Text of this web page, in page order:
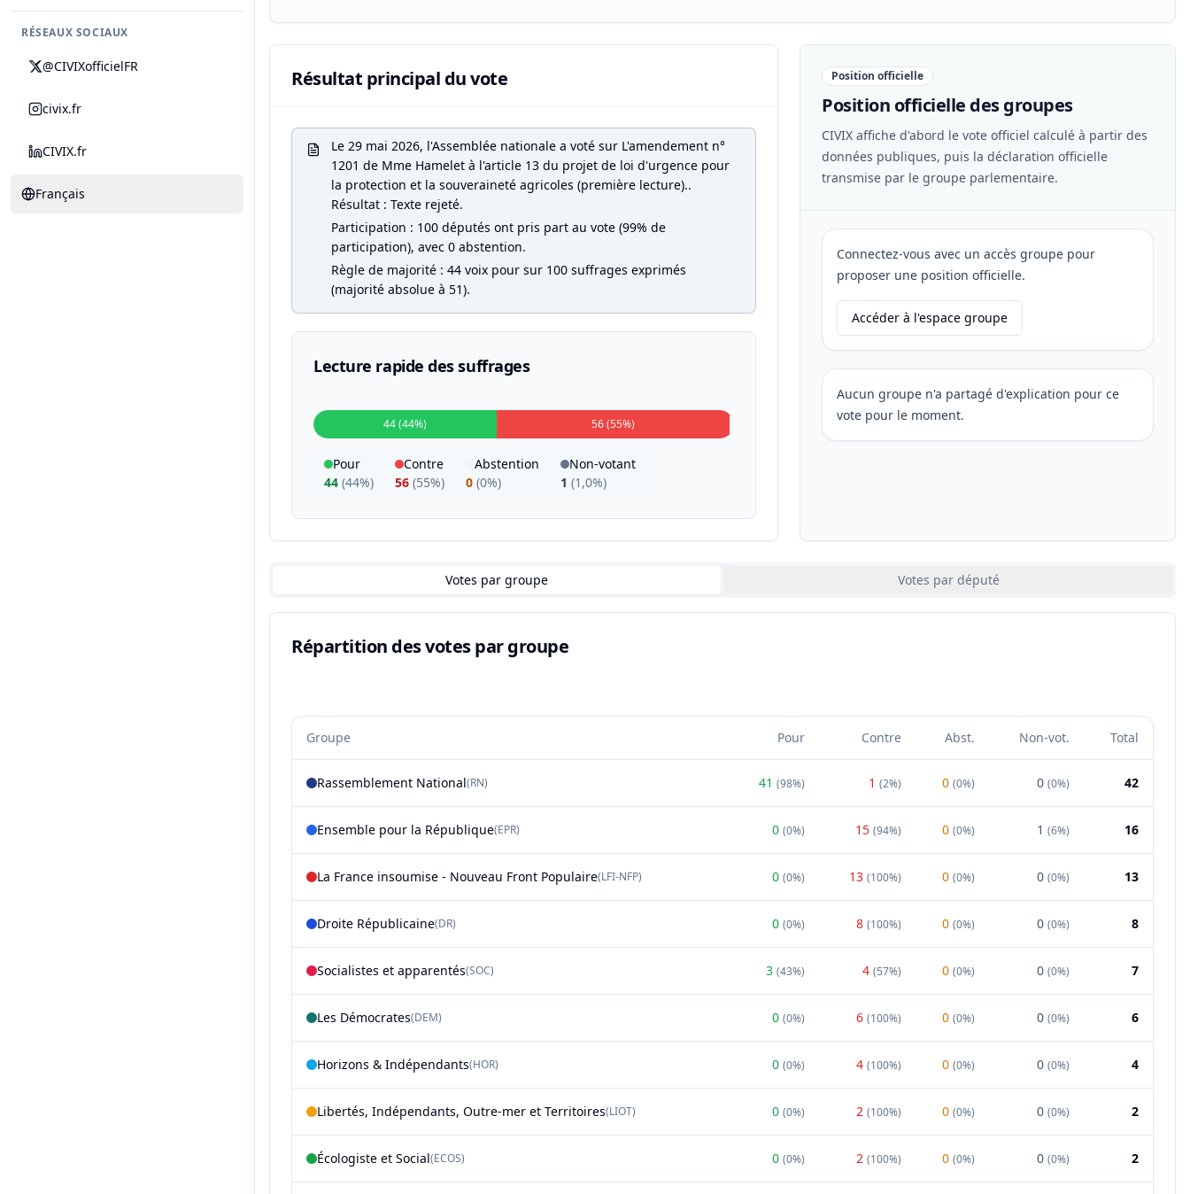
RÉSEAUX SOCIAUX
@CIVIXofficielFR
civix.fr
CIVIX.fr
Français
Résultat principal du vote
Le 29 mai 2026, l'Assemblée nationale a voté sur L'amendement n°
1201 de Mme Hamelet à l'article 13 du projet de loi d'urgence pour
la protection et la souveraineté agricoles (première lecture)..
Résultat : Texte rejeté.
Participation : 100 députés ont pris part au vote (99% de
participation), avec 0 abstention.
Règle de majorité : 44 voix pour sur 100 suffrages exprimés
(majorité absolue à 51).
Lecture rapide des suffrages
44 (44%) 56 (55%)
Pour
44 (44%)
Contre
56 (55%)
Abstention
0 (0%)
Non-votant
1 (1,0%)
Position officielle
Position officielle des groupes
CIVIX affiche d'abord le vote officiel calculé à partir des
données publiques, puis la déclaration officielle
transmise par le groupe parlementaire.
Connectez-vous avec un accès groupe pour
proposer une position officielle.
Accéder à l'espace groupe
Aucun groupe n'a partagé d'explication pour ce
vote pour le moment.
Votes par groupe Votes par député
Répartition des votes par groupe
Groupe Pour Contre Abst. Non-vot. Total
Rassemblement National(RN) 41 (98%) 1 (2%) 0 (0%) 0 (0%) 42
Ensemble pour la République(EPR) 0 (0%) 15 (94%) 0 (0%) 1 (6%) 16
La France insoumise - Nouveau Front Populaire(LFI-NFP) 0 (0%) 13 (100%) 0 (0%) 0 (0%) 13
Droite Républicaine(DR) 0 (0%) 8 (100%) 0 (0%) 0 (0%) 8
Socialistes et apparentés(SOC) 3 (43%) 4 (57%) 0 (0%) 0 (0%) 7
Les Démocrates(DEM) 0 (0%) 6 (100%) 0 (0%) 0 (0%) 6
Horizons & Indépendants(HOR) 0 (0%) 4 (100%) 0 (0%) 0 (0%) 4
Libertés, Indépendants, Outre-mer et Territoires(LIOT) 0 (0%) 2 (100%) 0 (0%) 0 (0%) 2
Écologiste et Social(ECOS) 0 (0%) 2 (100%) 0 (0%) 0 (0%) 2